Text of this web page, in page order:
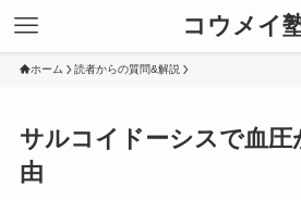
コウメイ
ホーム 読者からの質問&解説
サルコイドーシスで血圧
由